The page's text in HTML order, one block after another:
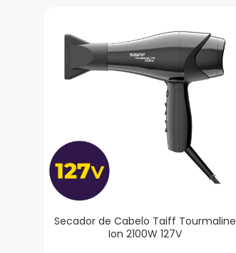
Secador de Cabelo Taiff Tourmaline
Ion 2100W 127V